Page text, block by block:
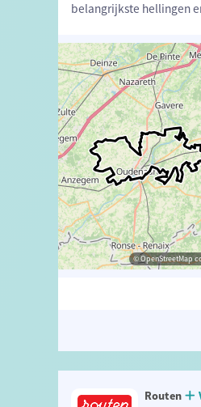
belangrijkste hellingen
© OpenStreetMap
fietsland.be ©
Routen